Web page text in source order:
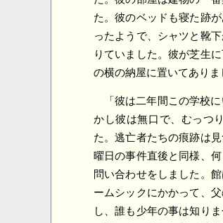
た。彼のベッドも寝た跡
ったようで、シャツと靴
りていました。彼が芝生
の横の納屋に置いてありま
「彼は二年間この学校
かし彼は無口で、むっつ
た。逃亡者たちの痕跡は
曜日の事件直後と同様、
問い合わせをしました。
ームシックにかかって、
し、誰も少年の事は知り